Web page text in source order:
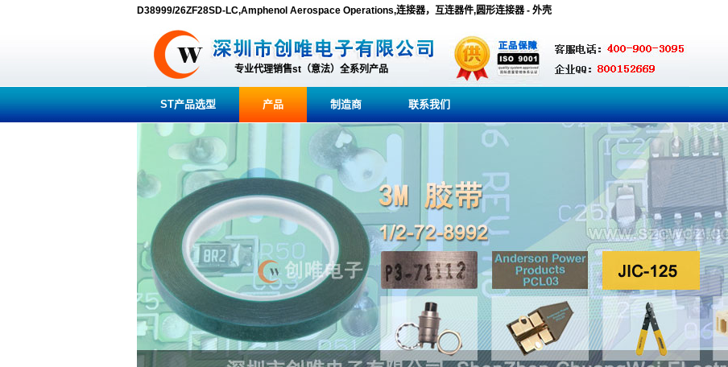
D38999/26ZF28SD-LC,Amphenol Aerospace Operations,连接器，互连器件,圆形连接器 - 外壳
专业代理销售st（意法）全系列产品
ST产品选型 产品 制造商 联系我们